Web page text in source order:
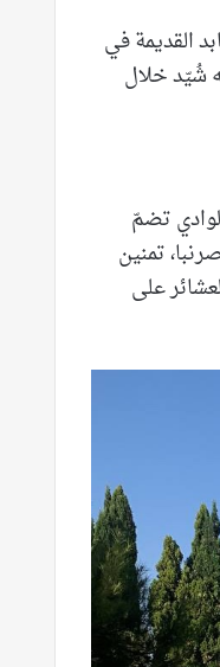
القديمة في
شُيّد خلال
تضمّ
تمنين
على